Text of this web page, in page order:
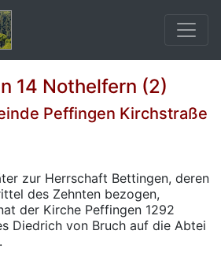
14 Nothelfern (2)
Peffingen Kirchstraße
zur Herrschaft Bettingen, deren
des Zehnten bezogen,
der Kirche Peffingen 1292
Diedrich von Bruch auf die Abtei